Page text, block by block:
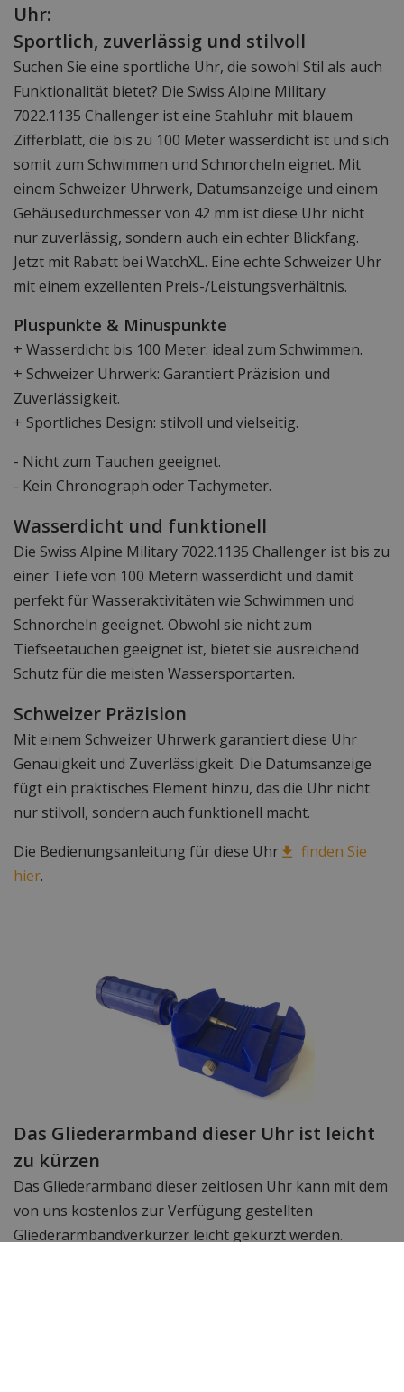
Uhr:
Sportlich, zuverlässig und stilvoll
Suchen Sie eine sportliche Uhr, die sowohl Stil als auch
Funktionalität bietet? Die Swiss Alpine Military
7022.1135 Challenger ist eine Stahluhr mit blauem
Zifferblatt, die bis zu 100 Meter wasserdicht ist und sich
somit zum Schwimmen und Schnorcheln eignet. Mit
einem Schweizer Uhrwerk, Datumsanzeige und einem
Gehäusedurchmesser von 42 mm ist diese Uhr nicht
nur zuverlässig, sondern auch ein echter Blickfang.
Jetzt mit Rabatt bei WatchXL. Eine echte Schweizer Uhr
mit einem exzellenten Preis-/Leistungsverhältnis.
Pluspunkte & Minuspunkte
+ Wasserdicht bis 100 Meter: ideal zum Schwimmen.
+ Schweizer Uhrwerk: Garantiert Präzision und
Zuverlässigkeit.
+ Sportliches Design: stilvoll und vielseitig.
- Nicht zum Tauchen geeignet.
- Kein Chronograph oder Tachymeter.
Wasserdicht und funktionell
Die Swiss Alpine Military 7022.1135 Challenger ist bis zu
einer Tiefe von 100 Metern wasserdicht und damit
perfekt für Wasseraktivitäten wie Schwimmen und
Schnorcheln geeignet. Obwohl sie nicht zum
Tiefseetauchen geeignet ist, bietet sie ausreichend
Schutz für die meisten Wassersportarten.
Schweizer Präzision
Mit einem Schweizer Uhrwerk garantiert diese Uhr
Genauigkeit und Zuverlässigkeit. Die Datumsanzeige
fügt ein praktisches Element hinzu, das die Uhr nicht
nur stilvoll, sondern auch funktionell macht.
Die Bedienungsanleitung für diese Uhr
finden Sie
hier.
Das Gliederarmband dieser Uhr ist leicht
zu kürzen
Das Gliederarmband dieser zeitlosen Uhr kann mit dem
von uns kostenlos zur Verfügung gestellten
Gliederarmbandverkürzer leicht gekürzt werden.